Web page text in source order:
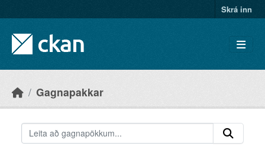
Skrá inn
Gagnapakkar